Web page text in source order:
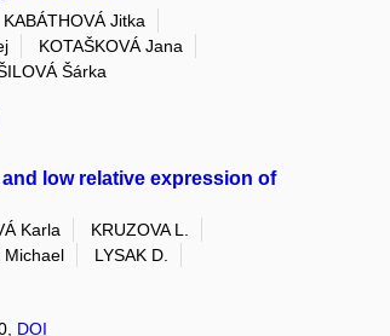
KABÁTHOVÁ Jitka
KOTAŠKOVÁ Jana
Šárka
low relative expression of
Karla
KRUZOVA L.
Michael
LYSAK D.
DOI